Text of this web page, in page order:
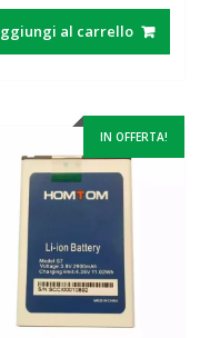
originale
era:
attuale
è:
al carrello
IN OFFERTA!